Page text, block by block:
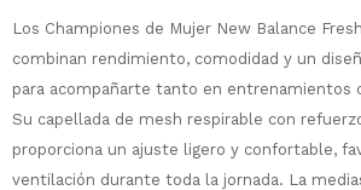
Los Championes de Mujer New Balance
combinan rendimiento, comodidad y un
para acompañarte tanto en entrenamientos
Su capellada de mesh respirable con
proporciona un ajuste ligero y confortable,
ventilación durante toda la jornada. La
¡Sumate a la forma más
comprar!